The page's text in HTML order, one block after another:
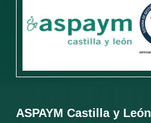
ASPAYM Castilla y León